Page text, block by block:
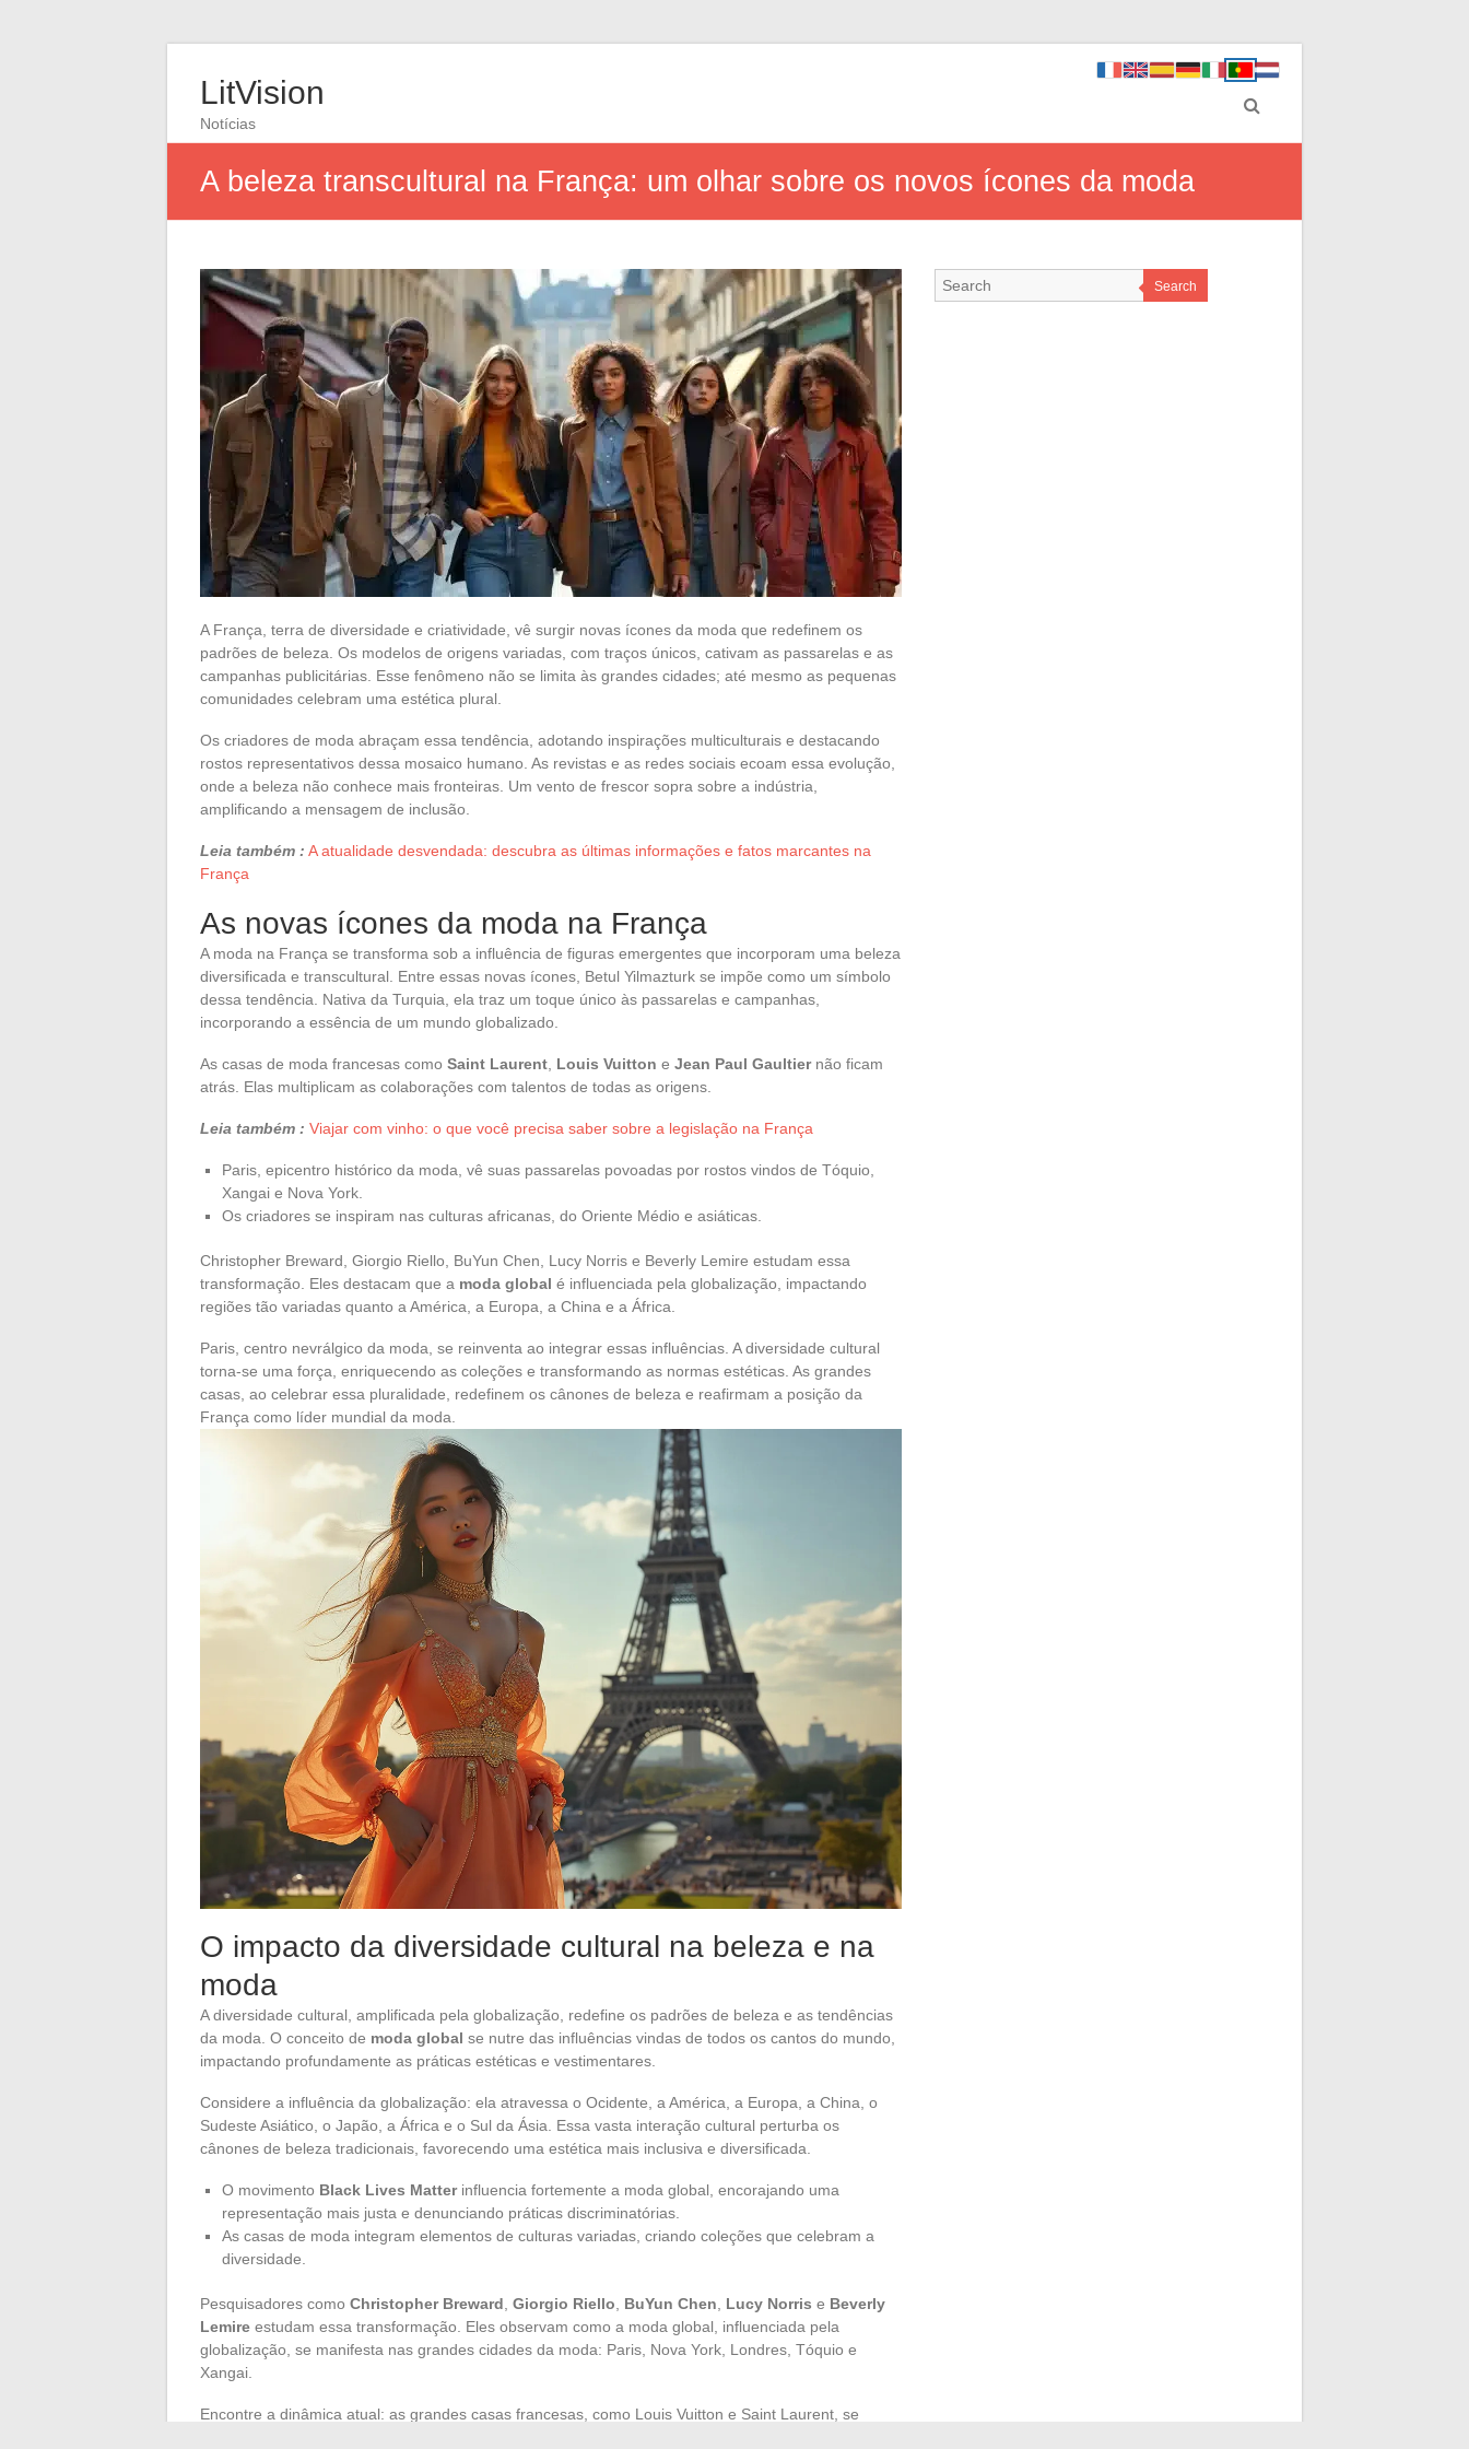
LitVision
Notícias
A beleza transcultural na França: um olhar sobre os novos ícones da moda
A França, terra de diversidade e criatividade, vê surgir novas ícones da moda que redefinem os
padrões de beleza. Os modelos de origens variadas, com traços únicos, cativam as passarelas e as
campanhas publicitárias. Esse fenômeno não se limita às grandes cidades; até mesmo as pequenas
comunidades celebram uma estética plural.
Os criadores de moda abraçam essa tendência, adotando inspirações multiculturais e destacando
rostos representativos dessa mosaico humano. As revistas e as redes sociais ecoam essa evolução,
onde a beleza não conhece mais fronteiras. Um vento de frescor sopra sobre a indústria,
amplificando a mensagem de inclusão.
Leia também : A atualidade desvendada: descubra as últimas informações e fatos marcantes na
França
As novas ícones da moda na França
A moda na França se transforma sob a influência de figuras emergentes que incorporam uma beleza
diversificada e transcultural. Entre essas novas ícones, Betul Yilmazturk se impõe como um símbolo
dessa tendência. Nativa da Turquia, ela traz um toque único às passarelas e campanhas,
incorporando a essência de um mundo globalizado.
As casas de moda francesas como Saint Laurent Louis Vuitton e Jean Paul Gaultiernão ficam
atrás. Elas multiplicam as colaborações com talentos de todas as origens.
Leia também : Viajar com vinho: o que você precisa saber sobre a legislação na França
Paris, epicentro histórico da moda, vê suas passarelas povoadas por rostos vindos de Tóquio,
Xangai e Nova York.
Os criadores se inspiram nas culturas africanas, do Oriente Médio e asiáticas.
Christopher Breward, Giorgio Riello, BuYun Chen, Lucy Norris e Beverly Lemire estudam essa
transformação. Eles destacam que a moda global é influenciada pela globalização, impactando
regiões tão variadas quanto a América, a Europa, a China e a África.
Paris, centro nevrálgico da moda, se reinventa ao integrar essas influências. A diversidade cultural
torna-se uma força, enriquecendo as coleções e transformando as normas estéticas. As grandes
casas, ao celebrar essa pluralidade, redefinem os cânones de beleza e reafirmam a posição da
França como líder mundial da moda.
O impacto da diversidade cultural na beleza e na
moda
A diversidade cultural, amplificada pela globalização, redefine os padrões de beleza e as tendências
da moda. O conceito de moda global se nutre das influências vindas de todos os cantos do mundo,
impactando profundamente as práticas estéticas e vestimentares.
Considere a influência da globalização: ela atravessa o Ocidente, a América, a Europa, a China, o
Sudeste Asiático, o Japão, a África e o Sul da Ásia. Essa vasta interação cultural perturba os
cânones de beleza tradicionais, favorecendo uma estética mais inclusiva e diversificada.
O movimento Black Lives Matterinfluencia fortemente a moda global, encorajando uma
representação mais justa e denunciando práticas discriminatórias.
As casas de moda integram elementos de culturas variadas, criando coleções que celebram a
diversidade.
Pesquisadores como Christopher Breward Giorgio Riello BuYun Chen Lucy Norris e Beverly
Lemire estudam essa transformação. Eles observam como a moda global, influenciada pela
globalização, se manifesta nas grandes cidades da moda: Paris, Nova York, Londres, Tóquio e
Xangai.
Encontre a dinâmica atual: as grandes casas francesas, como Louis Vuitton e Saint Laurent, se
Search